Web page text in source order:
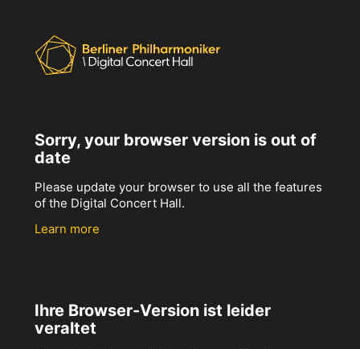
Sorry, your browser version is out of
date
Please update your browser to use all the features
of the Digital Concert Hall.
Learn more
Ihre Browser-Version ist leider
veraltet